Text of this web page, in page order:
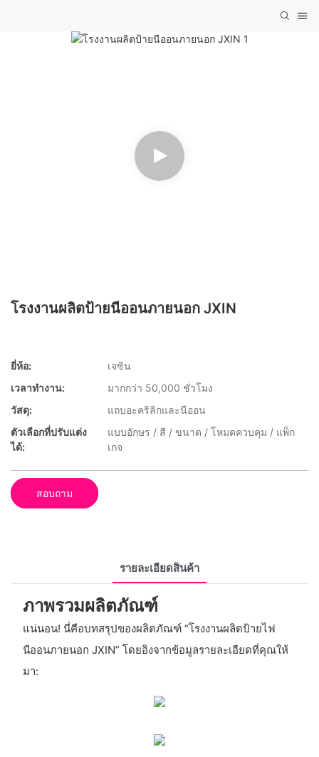
โรงงานผลิตป้ายนีออนภายนอก JXIN
ยี่ห้อ:
เจซิน
เวลาทำงาน:
มากกว่า 50,000 ชั่วโมง
วัสดุ:
แถบอะคริลิกและนีออน
ตัวเลือกที่ปรับแต่ง
ได้:
แบบอักษร / สี / ขนาด / โหมดควบคุม / แพ็ก
เกจ
สอบถาม
รายละเอียดสินค้า
ภาพรวมผลิตภัณฑ์
แน่นอน! นี่คือบทสรุปของผลิตภัณฑ์ “โรงงานผลิตป้ายไฟ
นีออนภายนอก JXIN” โดยอิงจากข้อมูลรายละเอียดที่คุณให้
มา: